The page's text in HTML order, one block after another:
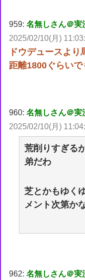
959:名無しさん＠
2025/02/10(月)
ドウデュースよ
距離1800ぐらい
960:名無しさん＠
2025/02/10(月)
荒削りすぎる
弟だわ
芝とかもゆく
メント次第か
962:名無しさん＠